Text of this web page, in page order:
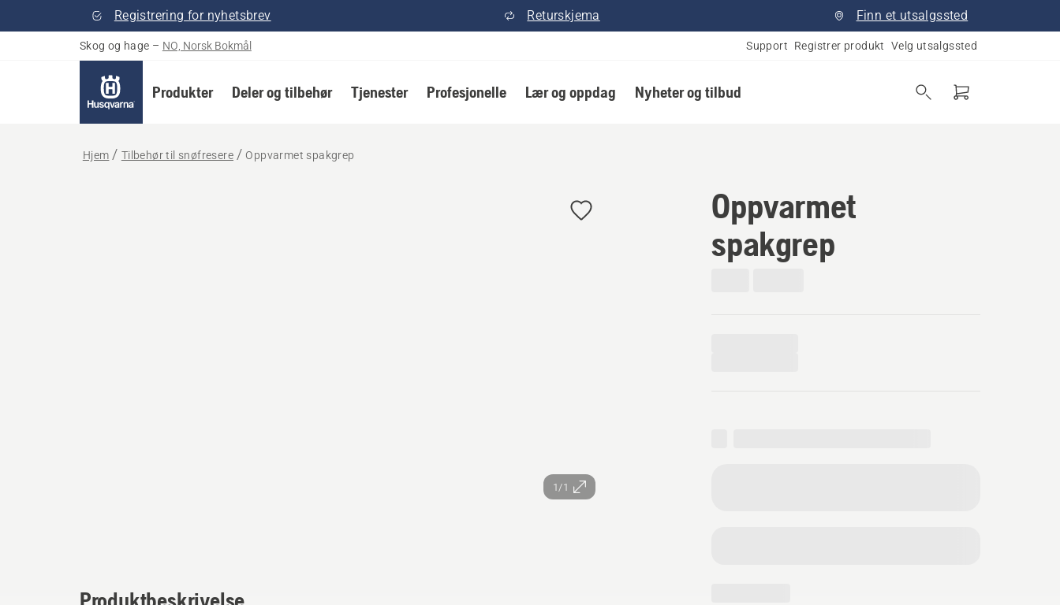
Registrering for nyhetsbrev Returskjema Finn et utsalgssted
Skog og hage – NO, Norsk Bokmål Support Registrer produkt Velg utsalgssted
Produkter Deler og tilbehør Tjenester Profesjonelle Lær og oppdag Nyheter og tilbud
Hjem Tilbehør til snøfresere Oppvarmet spakgrep
1/1
Oppvarmet
spakgrep